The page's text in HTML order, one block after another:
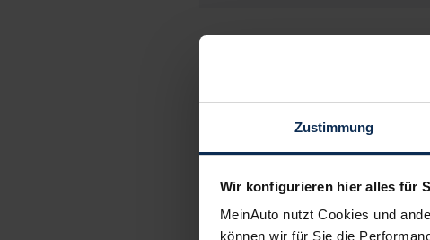
Zustimmung
Wir konfigurieren hier alles für
MeinAuto nutzt Cookies und
können wir für Sie die